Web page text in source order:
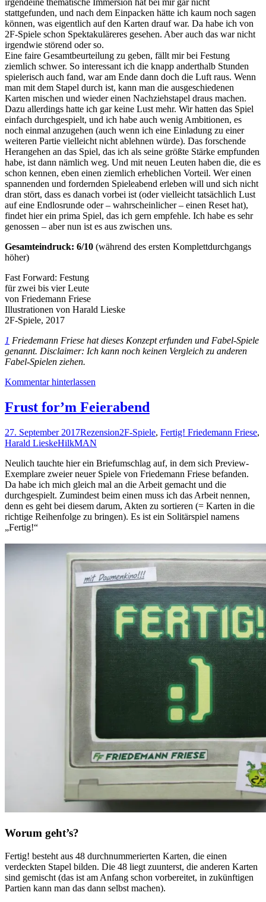
stattgefunden, und nach dem Einpacken hätte ich kaum noch sagen
können, was eigentlich auf den Karten drauf war. Da habe ich von
2F-Spiele schon Spektakuläreres gesehen. Aber auch das war nicht
irgendwie störend oder so.
Eine faire Gesamtbeurteilung zu geben, fällt mir bei Festung
ziemlich schwer. So interessant ich die knapp anderthalb Stunden
spielerisch auch fand, war am Ende dann doch die Luft raus. Wenn
man mit dem Stapel durch ist, kann man die ausgeschiedenen
Karten mischen und wieder einen Nachziehstapel draus machen.
Dazu allerdings hatte ich gar keine Lust mehr. Wir hatten das Spiel
einfach durchgespielt, und ich habe auch wenig Ambitionen, es
noch einmal anzugehen (auch wenn ich eine Einladung zu einer
weiteren Partie vielleicht nicht ablehnen würde). Das forschende
Herangehen an das Spiel, das ich als seine größte Stärke empfunden
habe, ist dann nämlich weg. Und mit neuen Leuten haben die, die es
schon kennen, eben einen ziemlich erheblichen Vorteil. Wer einen
spannenden und fordernden Spieleabend erleben will und sich nicht
dran stört, dass es danach vorbei ist (oder vielleicht tatsächlich Lust
auf eine Endlosrunde oder – wahrscheinlicher – einen Reset hat),
findet hier ein prima Spiel, das ich gern empfehle. Ich habe es sehr
genossen – aber nun ist es aus zwischen uns.
Gesamteindruck: 6/10 (während des ersten Komplettdurchgangs
höher)
Fast Forward: Festung
für zwei bis vier Leute
von Friedemann Friese
Illustrationen von Harald Lieske
2F-Spiele, 2017
1 Friedemann Friese hat dieses Konzept erfunden und Fabel-Spiele
genannt. Disclaimer: Ich kann noch keinen Vergleich zu anderen
Fabel-Spielen ziehen.
Kommentar hinterlassen
Frust for’m Feierabend
27. September 2017Rezension2F-Spiele, Fertig! Friedemann Friese,
Harald LieskeHilkMAN
Neulich tauchte hier ein Briefumschlag auf, in dem sich Preview-
Exemplare zweier neuer Spiele von Friedemann Friese befanden.
Da habe ich mich gleich mal an die Arbeit gemacht und die
durchgespielt. Zumindest beim einen muss ich das Arbeit nennen,
denn es geht bei diesem darum, Akten zu sortieren (= Karten in die
richtige Reihenfolge zu bringen). Es ist ein Solitärspiel namens
„Fertig!“
Worum geht’s?
Fertig! besteht aus 48 durchnummerierten Karten, die einen
verdeckten Stapel bilden. Die 48 liegt zuunterst, die anderen Karten
sind gemischt (das ist am Anfang schon vorbereitet, in zukünftigen
Partien kann man das dann selbst machen).